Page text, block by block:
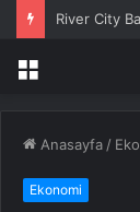
Menü
Anasayfa /
Ekonomi